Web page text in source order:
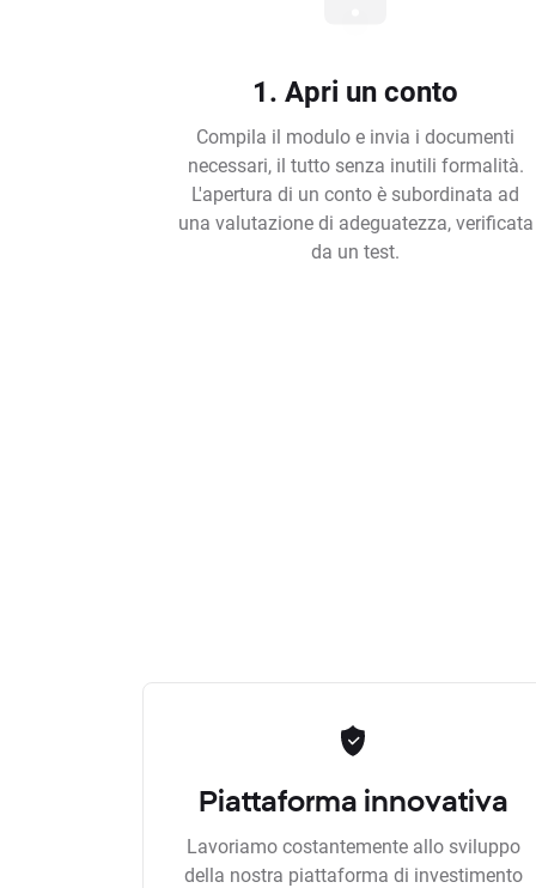
1. Apri un conto
Compila il modulo e invia i documenti
necessari, il tutto senza inutili formalità.
L'apertura di un conto è subordinata ad
una valutazione di adeguatezza, verificata
da un test.
Piattaforma innovativa
Lavoriamo costantemente allo sviluppo
della nostra piattaforma di investimento